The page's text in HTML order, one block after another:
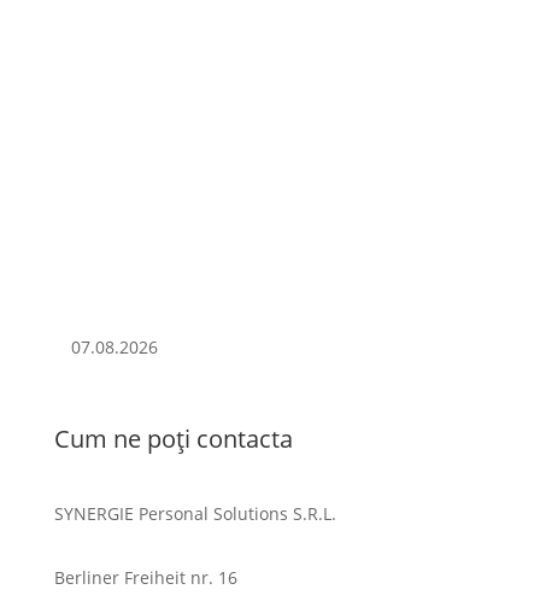
07.08.2026
Cum ne poți contacta
SYNERGIE Personal Solutions S.R.L.
Berliner Freiheit nr. 16